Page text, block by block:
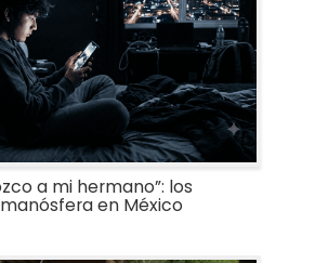
a mi hermano”: los
en México